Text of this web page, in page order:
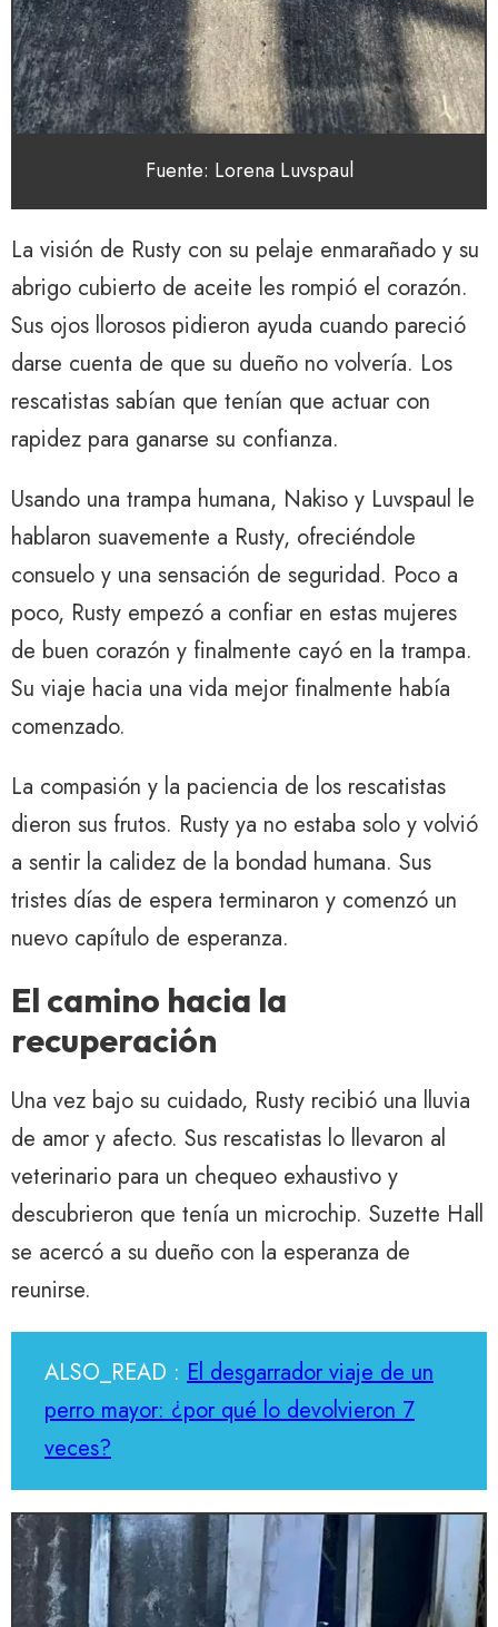
Fuente: Lorena Luvspaul
La visión de Rusty con su pelaje enmarañado y su
abrigo cubierto de aceite les rompió el corazón.
Sus ojos llorosos pidieron ayuda cuando pareció
darse cuenta de que su dueño no volvería. Los
rescatistas sabían que tenían que actuar con
rapidez para ganarse su confianza.
Usando una trampa humana, Nakiso y Luvspaul le
hablaron suavemente a Rusty, ofreciéndole
consuelo y una sensación de seguridad. Poco a
poco, Rusty empezó a confiar en estas mujeres
de buen corazón y finalmente cayó en la trampa.
Su viaje hacia una vida mejor finalmente había
comenzado.
La compasión y la paciencia de los rescatistas
dieron sus frutos. Rusty ya no estaba solo y volvió
a sentir la calidez de la bondad humana. Sus
tristes días de espera terminaron y comenzó un
nuevo capítulo de esperanza.
El camino hacia la
recuperación
Una vez bajo su cuidado, Rusty recibió una lluvia
de amor y afecto. Sus rescatistas lo llevaron al
veterinario para un chequeo exhaustivo y
descubrieron que tenía un microchip. Suzette Hall
se acercó a su dueño con la esperanza de
reunirse.
ALSO_READ : El desgarrador viaje de un
perro mayor: ¿por qué lo devolvieron 7
veces?